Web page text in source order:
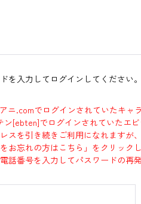
を入力してログインしてください。
ニ.comでログインされていたキャ
ン[ebten]でログインされていたエ
スを引き続きご利用になれますが
お忘れの方はこちら」をクリック
話番号を入力してパスワードの再